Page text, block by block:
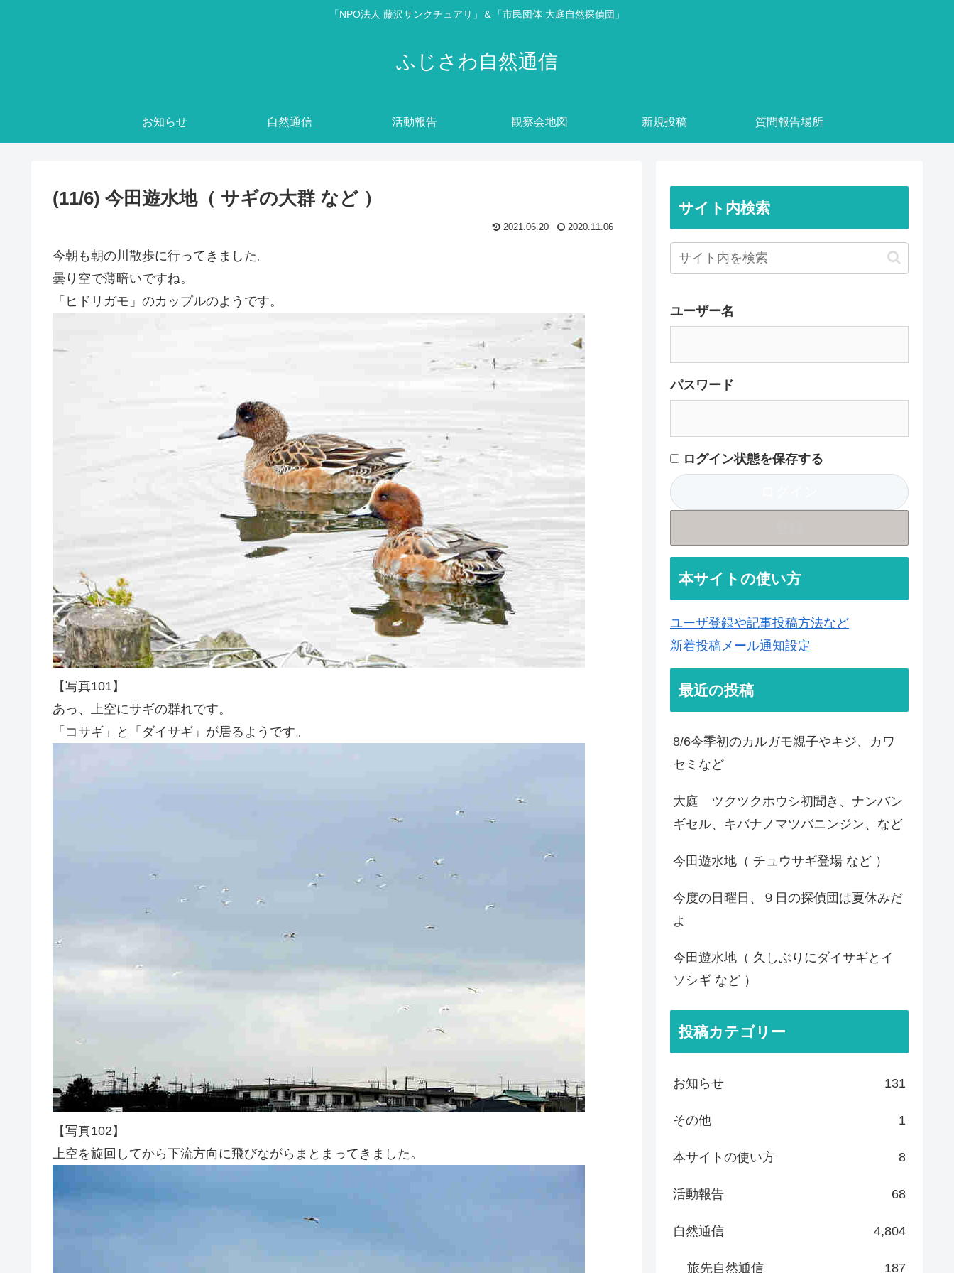
「NPO法人 藤沢サンクチュアリ」＆「市民団体 大庭自然探偵団」
ふじさわ自然通信
お知らせ 自然通信 活動報告 観察会地図 新規投稿 質問報告場所
(11/6) 今田遊水地（ サギの大群 など ）
2021.06.20 2020.11.06
今朝も朝の川散歩に行ってきました。
曇り空で薄暗いですね。
「ヒドリガモ」のカップルのようです。
【写真101】
あっ、上空にサギの群れです。
「コサギ」と「ダイサギ」が居るようです。
【写真102】
上空を旋回してから下流方向に飛びながらまとまってきました。
サイト内検索
ユーザー名
パスワード
ログイン状態を保存する
本サイトの使い方
ユーザ登録や記事投稿方法など
新着投稿メール通知設定
最近の投稿
8/6今季初のカルガモ親子やキジ、カワ
セミなど
大庭 ツクツクホウシ初聞き、ナンバン
ギセル、キバナノマツバニンジン、など
今田遊水地（ チュウサギ登場 など ）
今度の日曜日、９日の探偵団は夏休みだ
よ
今田遊水地（ 久しぶりにダイサギとイ
ソシギ など ）
投稿カテゴリー
お知らせ 131
その他 1
本サイトの使い方 8
活動報告 68
自然通信 4,804
旅先自然通信 187